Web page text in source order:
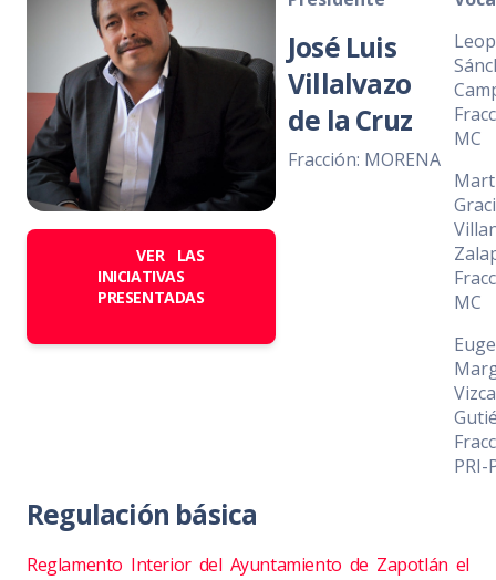
VER LAS
INICIATIVAS
PRESENTADAS
José Luis
Villalvazo
de la Cruz
Fracción: MORENA
MC
MC
PRI-
Regulación básica
Reglamento Interior del Ayuntamiento de Zapotlán el